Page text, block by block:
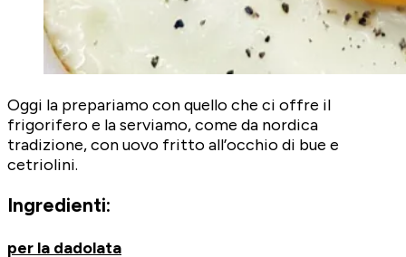
Oggi la prepariamo con quello che ci offre il
frigorifero e la serviamo, come da nordica
tradizione, con uovo fritto all’occhio di bue e
cetriolini.
Ingredienti:
per la dadolata